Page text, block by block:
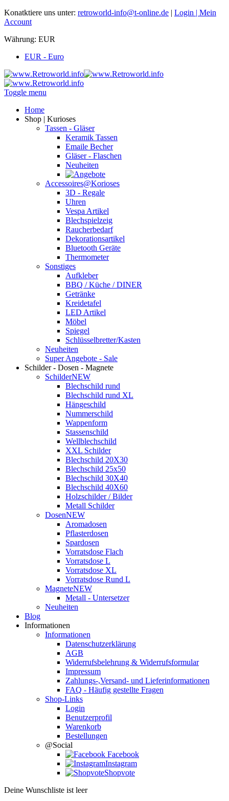
Konatktiere uns unter: retroworld-info@t-online.de | Login | Mein
Account
Währung: EUR
EUR - Euro
Toggle menu
Home
Shop | Kurioses
Tassen - Gläser
Keramik Tassen
Emaile Becher
Gläser - Flaschen
Neuheiten
Accessoires@Korioses
3D - Regale
Uhren
Vespa Artikel
Blechspielzeig
Raucherbedarf
Dekorationsartikel
Bluetooth Geräte
Thermometer
Sonstiges
Aufkleber
BBQ / Küche / DINER
Getränke
Kreidetafel
LED Artikel
Möbel
Spiegel
Schlüsselbretter/Kasten
Neuheiten
Super Angebote - Sale
Schilder - Dosen - Magnete
SchilderNEW
Blechschild rund
Blechschild rund XL
Hängeschild
Nummerschild
Wappenform
Stassenschild
Wellblechschild
XXL Schilder
Blechschild 20X30
Blechschild 25x50
Blechschild 30X40
Blechschild 40X60
Holzschilder / Bilder
Metall Schilder
DosenNEW
Aromadosen
Pflasterdosen
Spardosen
Vorratsdose Flach
Vorratsdose L
Vorratsdose XL
Vorratsdose Rund L
MagneteNEW
Metall - Untersetzer
Neuheiten
Blog
Informationen
Informationen
Datenschutzerklärung
AGB
Widerrufsbelehrung & Widerrufsformular
Impressum
Zahlungs-,Versand- und Lieferinformationen
FAQ - Häufig gestellte Fragen
Shop-Links
Login
Benutzerprofil
Warenkorb
Bestellungen
@Social
Facebook
Instagram
Shopvote
Deine Wunschliste ist leer